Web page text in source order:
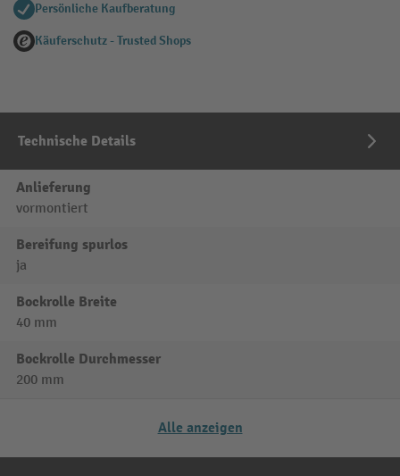
Persönliche Kaufberatung
Käuferschutz - Trusted Shops
Technische Details
Anlieferung
vormontiert
Bereifung spurlos
ja
Bockrolle Breite
40 mm
Bockrolle Durchmesser
200 mm
Alle anzeigen